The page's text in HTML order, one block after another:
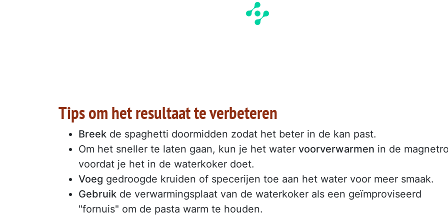
Tips om het resultaat te verbeteren
Breek de spaghetti doormidden zodat het beter in de kan past.
Om het sneller te laten gaan, kun je het water voorverwarmen in de
voordat je het in de waterkoker doet.
Voeg gedroogde kruiden of specerijen toe aan het water voor meer smaak.
Gebruik de verwarmingsplaat van de waterkoker als een geïmproviseerd
"fornuis" om de pasta warm te houden.